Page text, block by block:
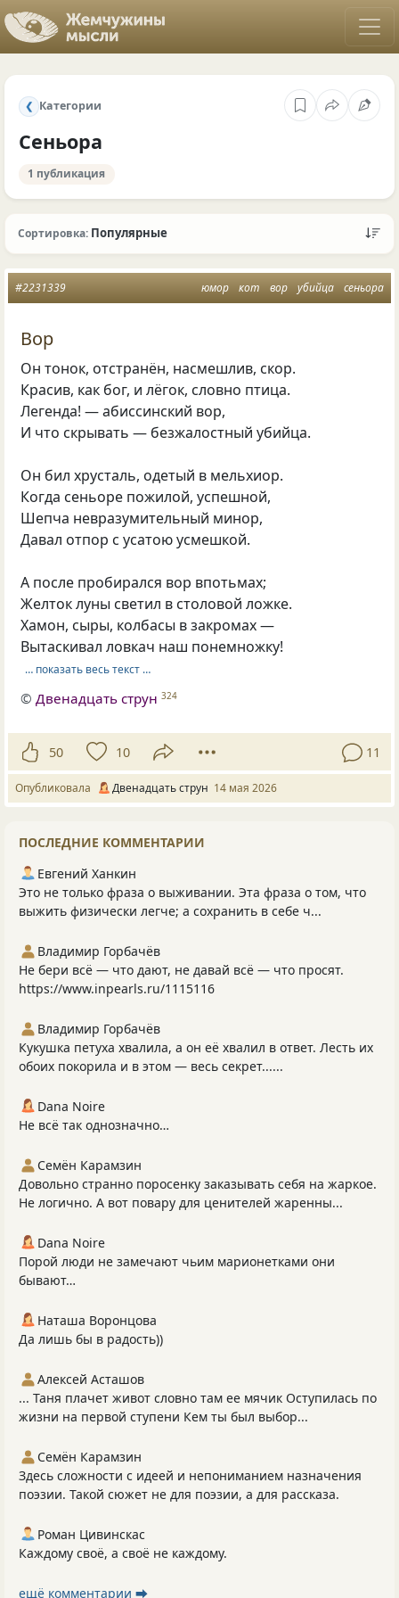
❮ Категории
Сеньора
1 публикация
Сортировка: Популярные
юмор кот вор убийца сеньора
#2231339
Вор
Он тонок, отстранён, насмешлив, скор.
Красив, как бог, и лёгок, словно птица.
Легенда! — абиссинский вор,
И что скрывать — безжалостный убийца.
Он бил хрусталь, одетый в мельхиор.
Когда сеньоре пожилой, успешной,
Шепча невразумительный минор,
Давал отпор с усатою усмешкой.
А после пробирался вор впотьмах;
Желток луны светил в столовой ложке.
Хамон, сыры, колбасы в закромах —
Вытаскивал ловкач наш понемножку!
… показать весь текст …
©Двенадцать струн 324
50 10 11
Опубликовала Двенадцать струн 14 мая 2026
ПОСЛЕДНИЕ КОММЕНТАРИИ
Евгений Ханкин
Это не только фраза о выживании. Эта фраза о том, что
выжить физически легче; а сохранить в себе ч...
Владимир Горбачёв
Не бери всё — что дают, не давай всё — что просят.
https://www.inpearls.ru/1115116
Владимир Горбачёв
Кукушка петуха хвалила, а он её хвалил в ответ. Лесть их
обоих покорила и в этом — весь секрет......
Dana Noire
Не всё так однозначно…
Семён Карамзин
Довольно странно поросенку заказывать себя на жаркое.
Не логично. А вот повару для ценителей жаренны...
Dana Noire
Порой люди не замечают чьим марионетками они
бывают…
Наташа Воронцова
Да лишь бы в радость))
Алексей Асташов
... Таня плачет живот словно там ее мячик Оступилась по
жизни на первой ступени Кем ты был выбор...
Семён Карамзин
Здесь сложности с идеей и непониманием назначения
поэзии. Такой сюжет не для поэзии, а для рассказа.
Роман Цивинскас
Каждому своё, а своё не каждому.
ещё комментарии ⮕